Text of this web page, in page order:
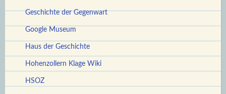
Geschichte der Gegenwart
Google Museum
Haus der Geschichte
Hohenzollern Klage Wiki
HSOZ